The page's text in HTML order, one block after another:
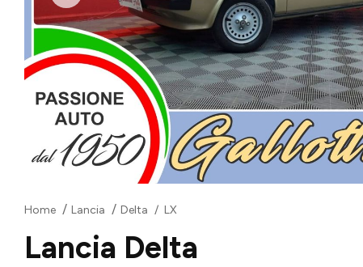
Home Lancia Delta LX
Lancia Delta